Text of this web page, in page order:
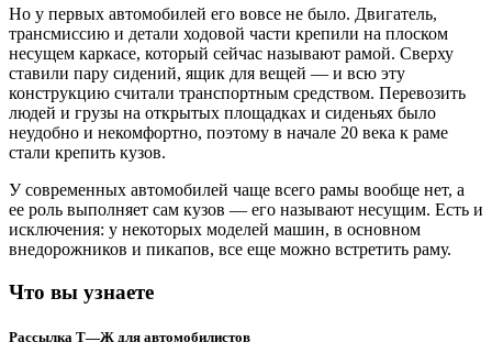
Но у первых автомобилей его вовсе не было. Двигатель,
трансмиссию и детали ходовой части крепили на плоском
несущем каркасе, который сейчас называют рамой. Сверху
ставили пару сидений, ящик для вещей — и всю эту
конструкцию считали транспортным средством. Перевозить
людей и грузы на открытых площадках и сиденьях было
неудобно и некомфортно, поэтому в начале 20 века к раме
стали крепить кузов.
У современных автомобилей чаще всего рамы вообще нет, а
ее роль выполняет сам кузов — его называют несущим. Есть и
исключения: у некоторых моделей машин, в основном
внедорожников и пикапов, все еще можно встретить раму.
Что вы узнаете
Рассылка Т—Ж для автомобилистов